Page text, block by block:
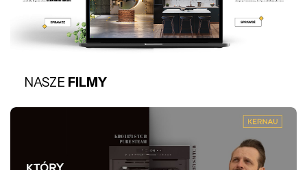
NASZE FILMY